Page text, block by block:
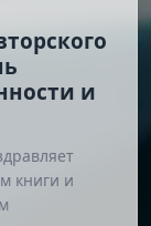
и
книги и